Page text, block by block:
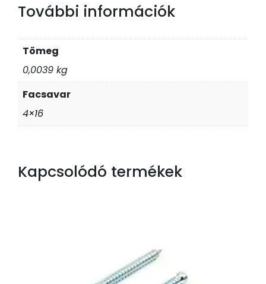
További információk
Tömeg
0,0039 kg
Facsavar
4×16
Kapcsolódó termékek